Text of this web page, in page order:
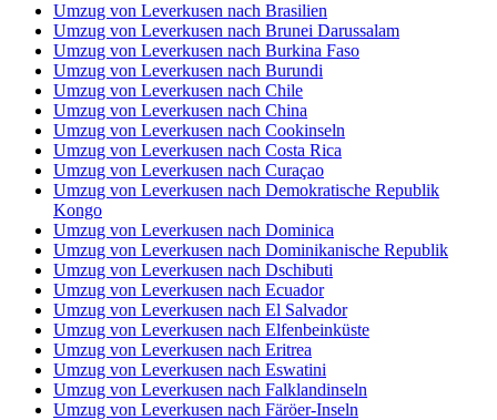
Umzug von Leverkusen nach Brasilien
Umzug von Leverkusen nach Brunei Darussalam
Umzug von Leverkusen nach Burkina Faso
Umzug von Leverkusen nach Burundi
Umzug von Leverkusen nach Chile
Umzug von Leverkusen nach China
Umzug von Leverkusen nach Cookinseln
Umzug von Leverkusen nach Costa Rica
Umzug von Leverkusen nach Curaçao
Umzug von Leverkusen nach Demokratische Republik
Kongo
Umzug von Leverkusen nach Dominica
Umzug von Leverkusen nach Dominikanische Republik
Umzug von Leverkusen nach Dschibuti
Umzug von Leverkusen nach Ecuador
Umzug von Leverkusen nach El Salvador
Umzug von Leverkusen nach Elfenbeinküste
Umzug von Leverkusen nach Eritrea
Umzug von Leverkusen nach Eswatini
Umzug von Leverkusen nach Falklandinseln
Umzug von Leverkusen nach Färöer-Inseln